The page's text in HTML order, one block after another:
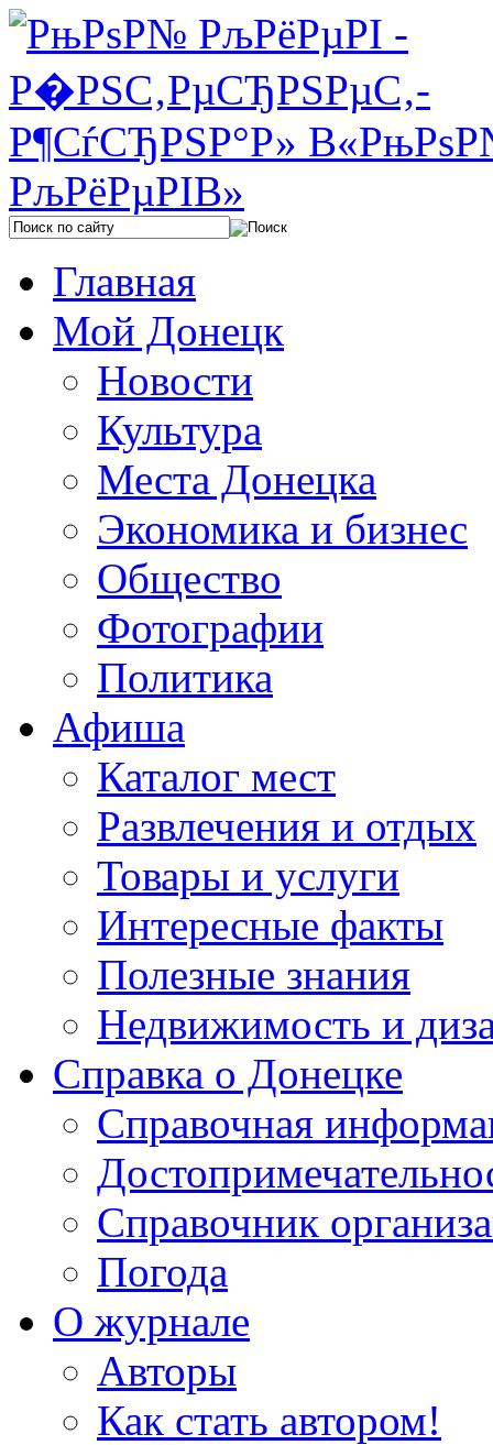
Главная
Мой Донецк
Новости
Культура
Места Донецка
Экономика и бизнес
Общество
Фотографии
Политика
Афиша
Каталог мест
Развлечения и отдых
Товары и услуги
Интересные факты
Полезные знания
Недвижимость и
Справка о Донецке
Справочная
Справочник
Погода
О журнале
Авторы
Как стать автором!